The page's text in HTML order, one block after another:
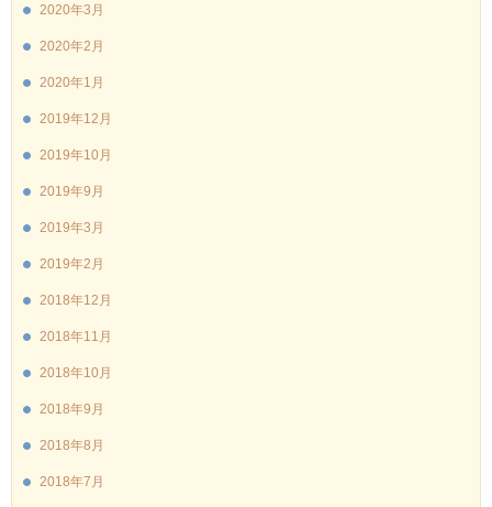
2020年3月
2020年2月
2020年1月
2019年12月
2019年10月
2019年9月
2019年3月
2019年2月
2018年12月
2018年11月
2018年10月
2018年9月
2018年8月
2018年7月